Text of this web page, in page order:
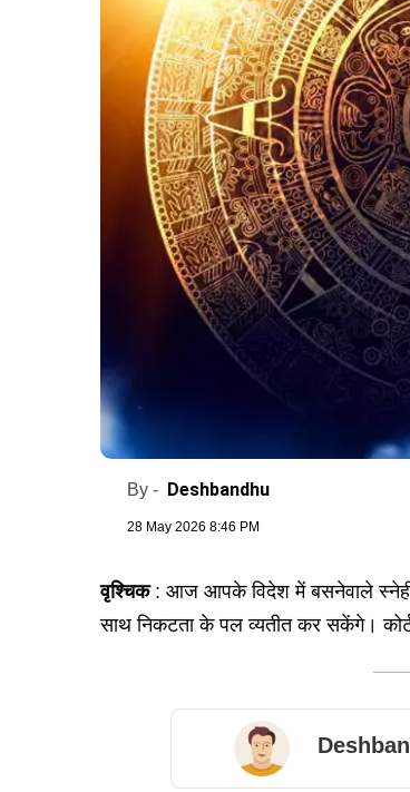
By - Deshbandhu
28 May 2026 8:46 PM
वृश्चिक: आज आपके विदेश में बसनेवाले
साथ निकटता के पल व्यतीत कर सकेंगे।